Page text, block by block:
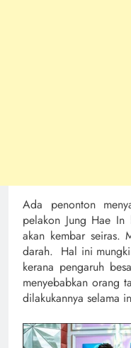
Ada penonton
pelakon Jung Hae In
akan kembar seiras.
darah. Hal ini
kerana pengaruh
menyebabkan orang
dilakukannya selama